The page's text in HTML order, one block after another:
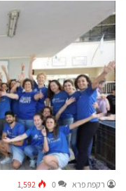
רקפת פרא 0
1,592